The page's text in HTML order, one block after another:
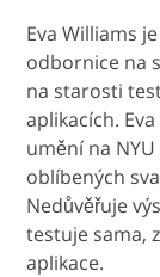
Eva Williams
odbornice na
na starosti
aplikacích.
umění na
oblíbených
Nedůvěřuje
testuje sama,
aplikace.